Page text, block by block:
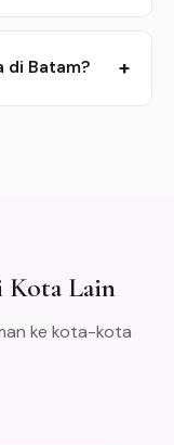
di Batam? +
Kota Lain
ke kota-kota